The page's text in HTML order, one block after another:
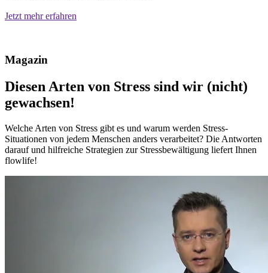
Jetzt mehr erfahren
Magazin
Diesen Arten von Stress sind wir (nicht)
gewachsen!
Welche Arten von Stress gibt es und warum werden Stress-
Situationen von jedem Menschen anders verarbeitet? Die Antworten
darauf und hilfreiche Strategien zur Stressbewältigung liefert Ihnen
flowlife!